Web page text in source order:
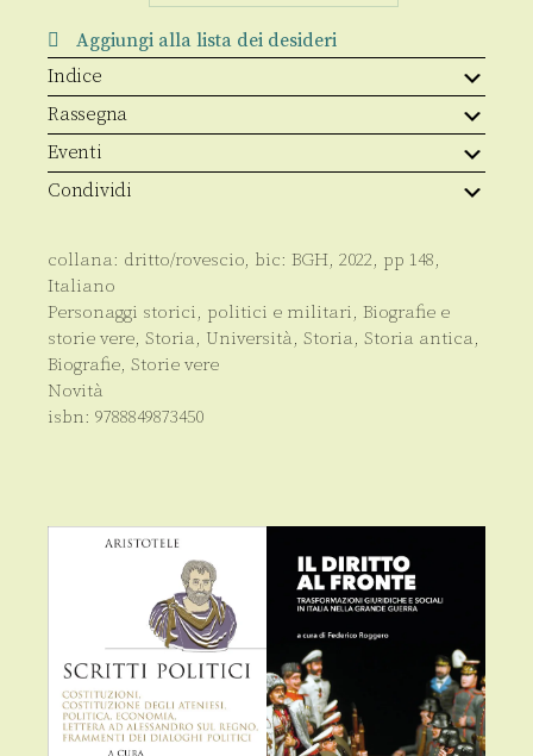
Aggiungi alla lista dei desideri
Indice
Rassegna
Eventi
Condividi
collana: dritto/rovescio, bic: BGH, 2022, pp 148,
Italiano
Personaggi storici, politici e militari, Biografie e
storie vere, Storia, Università, Storia, Storia antica,
Biografie, Storie vere
Novità
isbn: 9788849873450